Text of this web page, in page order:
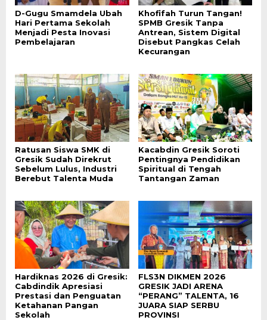
D-Gugu Smamdela Ubah
Hari Pertama Sekolah
Menjadi Pesta Inovasi
Pembelajaran
Khofifah Turun Tangan!
SPMB Gresik Tanpa
Antrean, Sistem Digital
Disebut Pangkas Celah
Kecurangan
Ratusan Siswa SMK di
Gresik Sudah Direkrut
Sebelum Lulus, Industri
Berebut Talenta Muda
Kacabdin Gresik Soroti
Pentingnya Pendidikan
Spiritual di Tengah
Tantangan Zaman
Hardiknas 2026 di Gresik:
Cabdindik Apresiasi
Prestasi dan Penguatan
Ketahanan Pangan
Sekolah
FLS3N DIKMEN 2026
GRESIK JADI ARENA
“PERANG” TALENTA, 16
JUARA SIAP SERBU
PROVINSI